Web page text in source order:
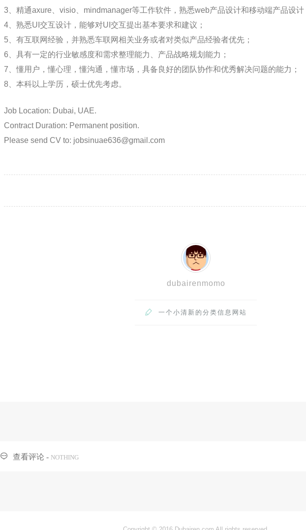
3、精通axure、visio、mindmanager等工作软件，熟悉web产品设计和移动端产品设计
4、熟悉UI交互设计，能够对UI交互提出基本要求和建议；
5、有互联网经验，并熟悉车联网相关业务或者对类似产品经验者优先；
6、具有一定的行业敏感度和需求整理能力、产品战略规划能力；
7、懂用户，懂心理，懂沟通，懂市场，具备良好的团队协作和优秀解决问题的能力；
8、本科以上学历，硕士优先考虑。
Job Location: Dubai, UAE.
Contract Duration: Permanent position.
Please send CV to: jobsinuae636@gmail.com
dubairenmomo
 一个小清新的分类信息网站
 查看评论 - NOTHING